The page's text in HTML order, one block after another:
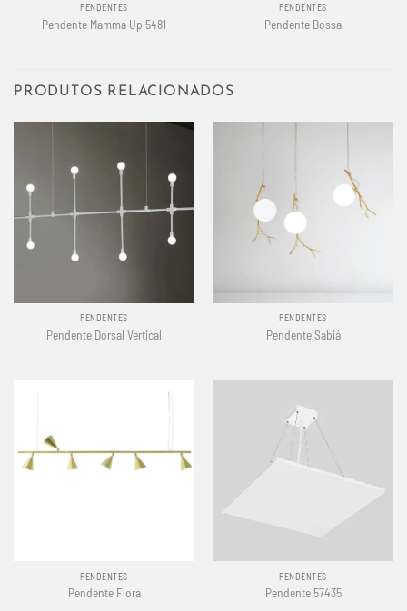
PENDENTES
Pendente Mamma Up 5481
PENDENTES
Pendente Bossa
PRODUTOS RELACIONADOS
PENDENTES
Pendente Dorsal Vertical
PENDENTES
Pendente Sabiá
PENDENTES
Pendente Flora
PENDENTES
Pendente 57435